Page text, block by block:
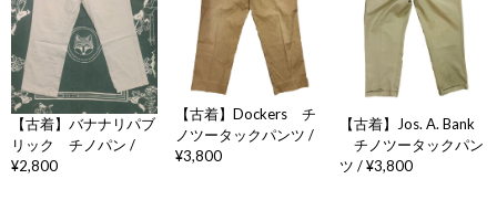
【古着】バナナリパブ
リック チノパン /
¥2,800
【古着】Dockers チ
ノツータックパンツ /
¥3,800
【古着】Jos. A. Bank
チノツータックパン
ツ / ¥3,800